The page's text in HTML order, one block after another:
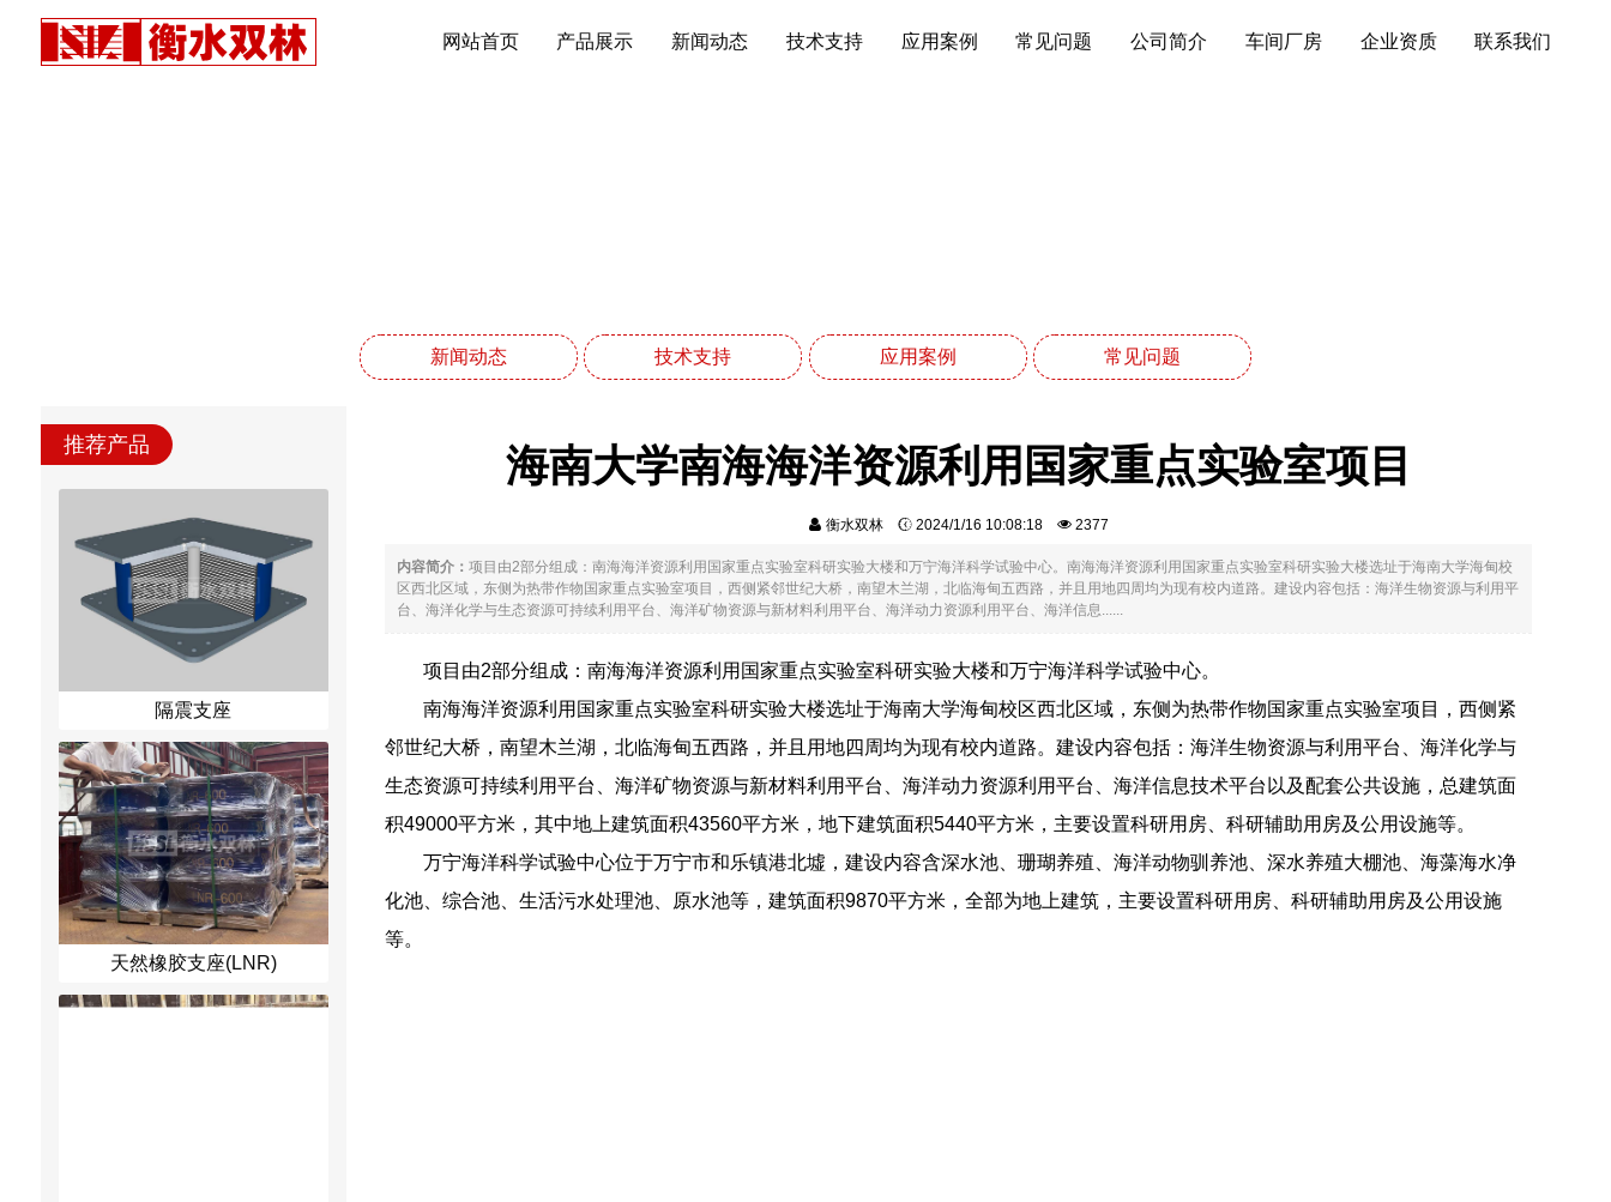
网站首页 产品展示 新闻动态 技术支持 应用案例 常见问题 公司简介 车间厂房 企业资质 联系我们
新闻动态 技术支持 应用案例 常见问题
推荐产品
隔震支座
天然橡胶支座(LNR)
海南大学南海海洋资源利用国家重点实验室项目
衡水双林 2024/1/16 10:08:18 2377
内容简介： 项目由2部分组成：南海海洋资源利用国家重点实验室科研实验大楼和万宁海洋科学试验中心。南海海洋资源利用国家重点实验室科研实验大楼选址于海南大学海甸校
区西北区域，东侧为热带作物国家重点实验室项目，西侧紧邻世纪大桥，南望木兰湖，北临海甸五西路，并且用地四周均为现有校内道路。建设内容包括：海洋生物资源与利用平
台、海洋化学与生态资源可持续利用平台、海洋矿物资源与新材料利用平台、海洋动力资源利用平台、海洋信息......
项目由2部分组成：南海海洋资源利用国家重点实验室科研实验大楼和万宁海洋科学试验中心。
南海海洋资源利用国家重点实验室科研实验大楼选址于海南大学海甸校区西北区域，东侧为热带作物国家重点实验室项目，西侧紧
邻世纪大桥，南望木兰湖，北临海甸五西路，并且用地四周均为现有校内道路。建设内容包括：海洋生物资源与利用平台、海洋化学与
生态资源可持续利用平台、海洋矿物资源与新材料利用平台、海洋动力资源利用平台、海洋信息技术平台以及配套公共设施，总建筑面
积49000平方米，其中地上建筑面积43560平方米，地下建筑面积5440平方米，主要设置科研用房、科研辅助用房及公用设施等。
万宁海洋科学试验中心位于万宁市和乐镇港北墟，建设内容含深水池、珊瑚养殖、海洋动物驯养池、深水养殖大棚池、海藻海水净
化池、综合池、生活污水处理池、原水池等，建筑面积9870平方米，全部为地上建筑，主要设置科研用房、科研辅助用房及公用设施
等。